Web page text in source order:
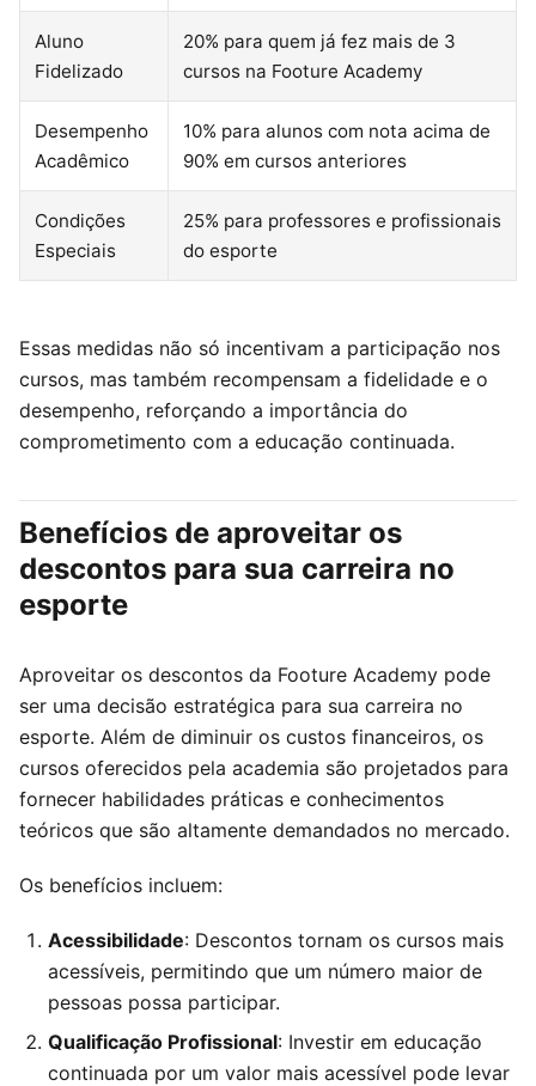
Aluno
Fidelizado
20% para quem já fez mais de 3
cursos na Footure Academy
Desempenho
Acadêmico
10% para alunos com nota acima de
90% em cursos anteriores
Condições
Especiais
25% para professores e profissionais
do esporte
Essas medidas não só incentivam a participação nos
cursos, mas também recompensam a fidelidade e o
desempenho, reforçando a importância do
comprometimento com a educação continuada.
Benefícios de aproveitar os
descontos para sua carreira no
esporte
Aproveitar os descontos da Footure Academy pode
ser uma decisão estratégica para sua carreira no
esporte. Além de diminuir os custos financeiros, os
cursos oferecidos pela academia são projetados para
fornecer habilidades práticas e conhecimentos
teóricos que são altamente demandados no mercado.
Os benefícios incluem:
Acessibilidade: Descontos tornam os cursos mais
acessíveis, permitindo que um número maior de
pessoas possa participar.
Qualificação Profissional: Investir em educação
continuada por um valor mais acessível pode levar